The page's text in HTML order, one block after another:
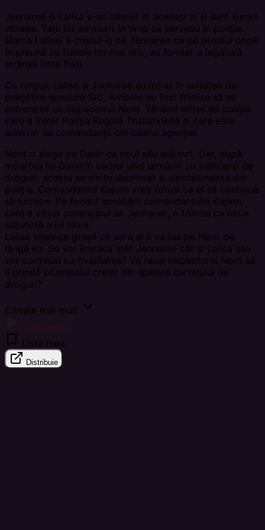
Jennaree și Lalisa s-au născut în aceeași zi și sunt surori
vitrege. Tații lor au murit în timp ce serveau în poliție.
Mama Lalisei a crecut-o pe Jennaree ca pe propiul copil.
Împreună cu fratele lor mai mic, au format o legătură
strânsă între frați.
Cu timpul, Lalisa și Jennaree au intrat în unitatea de
pregătire specială SIC. Ambele au fost trimise să se
antreneze cu inspectorul Nont. Tânărul ofițer de poliție
care a intrat Poliția Regală Thailandeză și care este
admirat de comandanții din cadrul agenției.
Nont o alege pe Darin ca noul său adjunct. Dar, după
moartea lui Darin în cadrul unei urmăriri cu traficanți de
droguri, acesta se simte deprimat și demisionează din
poliție. Comandantul Kajorn vrea totuși ca el să continue
să lucreze. Pe fondul aprobării comandantului Kajorn,
care a văzut potențialul lui Jennaree, o trimite ca noua
adjunctă a lui Nont.
Lalisa înțelege greșit că sora ei îl va lua pe Nont de
lângă ea. Se vor împăca atât Jennaree cât și Lalisa sau
vor continua cu rivalitatea? Va reuși inspectorul Nont să
îl prindă principalul creier din spatele cartelului de
droguri?
Citește mai mult
Lista mea
Distribuie